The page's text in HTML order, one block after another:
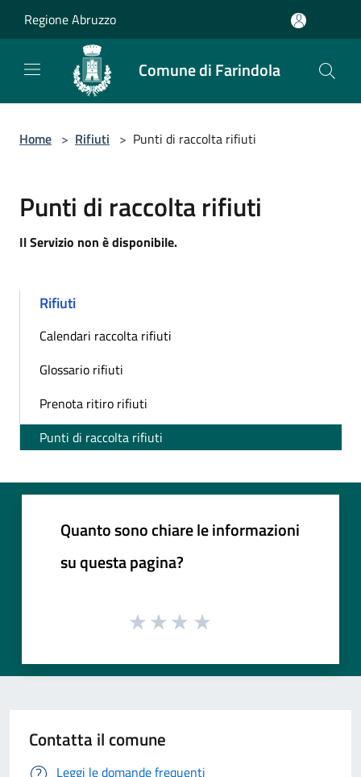
Regione Abruzzo
Comune di Farindola
Home > Rifiuti > Punti di raccolta rifiuti
Punti di raccolta rifiuti
Il Servizio non è disponibile.
Rifiuti
Calendari raccolta rifiuti
Glossario rifiuti
Prenota ritiro rifiuti
Punti di raccolta rifiuti
Quanto sono chiare le informazioni
su questa pagina?
Contatta il comune
Leggi le domande frequenti